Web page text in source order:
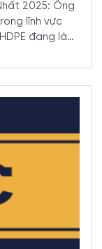
2025: Ống
lĩnh vực
đang là